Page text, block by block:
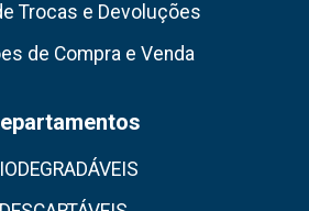
Trocas e Devoluções
de Compra e Venda